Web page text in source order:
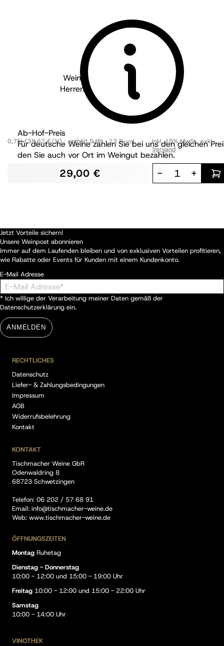
Weingut Wöhrle - Baden
2022
Herrentisch Weissburgunder GG
trocken
BIO
Ab-Hof-Preis
Für deutsche Weine zahlen Sie bei uns den gleichen
den Sie auch vor Ort im Weingut bezahlen.
0,75l (38,67 €/1l) enthält Sulfit 13 % vol
29,00 €
Inkl. 19% MwSt.,exkl.
Versand
- +
Jetzt Vorteile sichern!
Unsere Weinpost abonnieren
Immer auf dem Laufenden bleiben und von exklusiven Vorteilen profitieren,
wie Rabatte oder Events für Kunden mit einem Kundenkonto.
E-Mail Adresse
* Ich willige der Verarbeitung meiner Daten gemäß der
Datenschutzerklärung ein.
ANMELDEN
RECHTLICHES
Datenschutz
Liefer- & Zahlungsbedingungen
Impressum
AGB
Widerrufsbelehrung
Kontakt
KONTAKT
Tischmacher Weine GbR
Odenwaldring 8
68723 Schwetzingen
Telefon: 06 202 / 57 68 91
Email: info@tischmacher-weine.de
Web: www.tischmacher-weine.de
ÖFFNUNGSZEITEN
Montag Ruhetag
Dienstag - Donnerstag
10:00 - 12:00 und 15:00 - 19:00 Uhr
Freitag 10:00 - 12:00 und 15:00 - 22:00 Uhr
Samstag
10:00 - 14:00 Uhr
VINOTHEK